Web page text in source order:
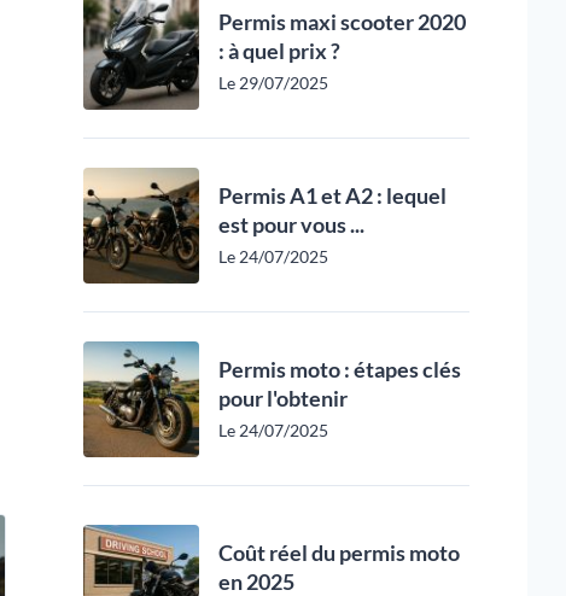
Permis maxi scooter 2020
: à quel prix ?
Le 29/07/2025
Permis A1 et A2 : lequel
est pour vous ...
Le 24/07/2025
Permis moto : étapes clés
pour l'obtenir
Le 24/07/2025
Coût réel du permis moto
en 2025